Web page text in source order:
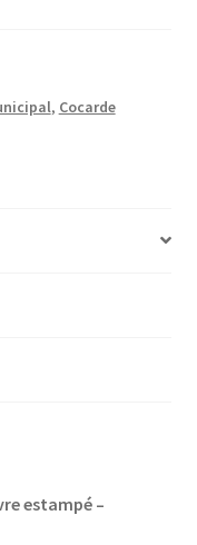
, Cocarde
estampé –